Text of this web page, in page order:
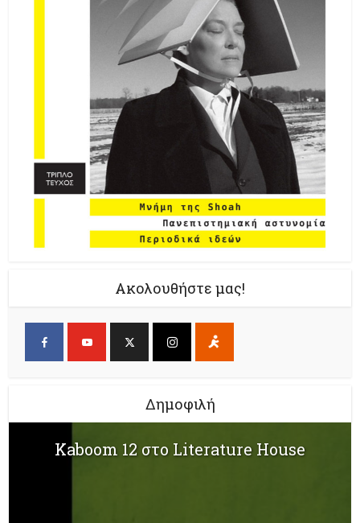
Ακολουθήστε μας!
Δημοφιλή
Kaboom 12 στο Literature House